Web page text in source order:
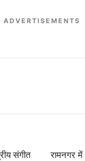
ADVERTISEMENTS
संगीत
रामनगर